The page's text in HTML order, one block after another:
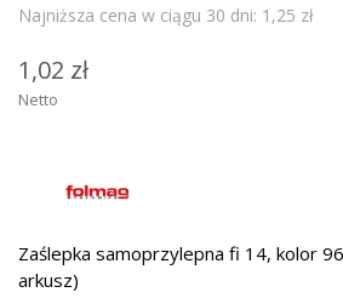
Najniższa cena w ciągu 30 dni: 1,25 zł
1,02 zł
Netto
Zaślepka samoprzylepna fi 14, kolor
arkusz)